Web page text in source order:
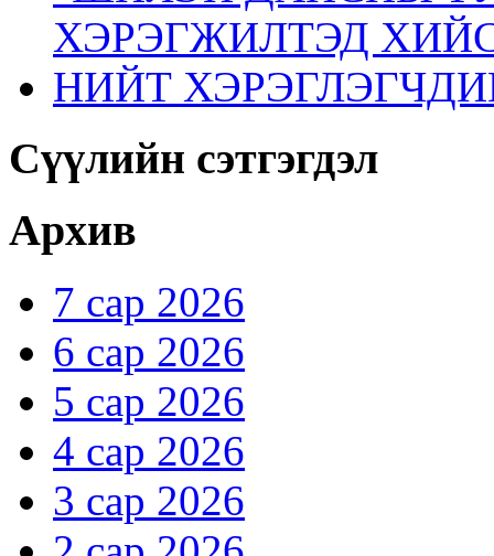
ХЭРЭГЖИЛТЭД
НИЙТ
Сүүлийн сэтгэгдэл
Архив
7 сар 2026
6 сар 2026
5 сар 2026
4 сар 2026
3 сар 2026